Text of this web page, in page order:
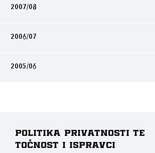
2007/08
2006/07
2005/06
Politika privatnosti te
točnost i ispravci